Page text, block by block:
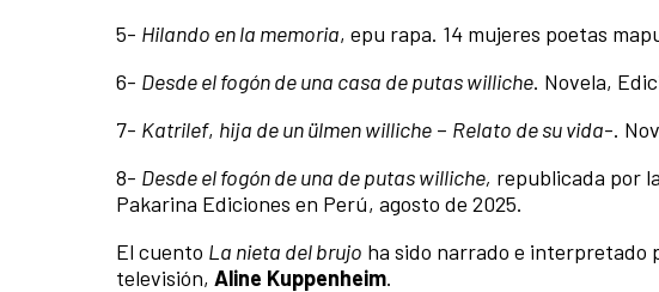
5- Hilando en la memoria, epu rapa. 14 mujeres poetas
6- Desde el fogón de una casa de putas williche. Novela,
7- Katrilef, hija de un ülmen williche – Relato de su vida-.
8- Desde el fogón de una de putas williche, republicada por
Pakarina Ediciones en Perú, agosto de 2025.
El cuento La nieta del brujo ha sido narrado e interpretado
televisión, Aline Kuppenheim.